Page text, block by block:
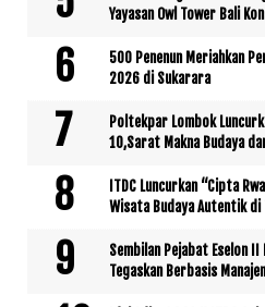
Yayasan Owl Tower Bali
500 Penenun Meriahkan
2026 di Sukarara
Poltekpar Lombok
10,Sarat Makna Budaya
ITDC Luncurkan “Cipta
Wisata Budaya Autentik di
Sembilan Pejabat Eselon
Tegaskan Berbasis